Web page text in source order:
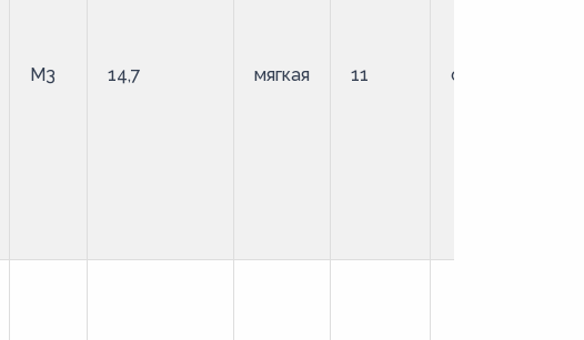
М3 14,7 мягкая 11 стандартный